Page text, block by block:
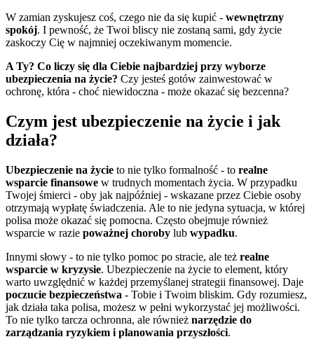
W zamian zyskujesz coś, czego nie da się kupić - wewnętrzny
spokój. I pewność, że Twoi bliscy nie zostaną sami, gdy życie
zaskoczy Cię w najmniej oczekiwanym momencie.
A Ty? Co liczy się dla Ciebie najbardziej przy wyborze
ubezpieczenia na życie? Czy jesteś gotów zainwestować w
ochronę, która - choć niewidoczna - może okazać się bezcenna?
Czym jest ubezpieczenie na życie i jak
działa?
Ubezpieczenie na życie to nie tylko formalność - to realne
wsparcie finansowe w trudnych momentach życia. W przypadku
Twojej śmierci - oby jak najpóźniej - wskazane przez Ciebie osoby
otrzymają wypłatę świadczenia. Ale to nie jedyna sytuacja, w której
polisa może okazać się pomocna. Często obejmuje również
wsparcie w razie poważnej choroby lub wypadku.
Innymi słowy - to nie tylko pomoc po stracie, ale też realne
wsparcie w kryzysie. Ubezpieczenie na życie to element, który
warto uwzględnić w każdej przemyślanej strategii finansowej. Daje
poczucie bezpieczeństwa - Tobie i Twoim bliskim. Gdy rozumiesz,
jak działa taka polisa, możesz w pełni wykorzystać jej możliwości.
To nie tylko tarcza ochronna, ale również narzędzie do
zarządzania ryzykiem i planowania przyszłości.